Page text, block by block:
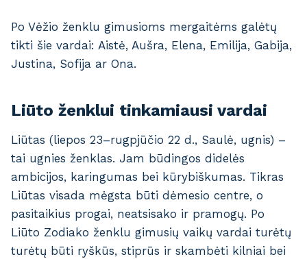
Po Vėžio ženklu gimusioms mergaitėms galėtų
tikti šie vardai: Aistė, Aušra, Elena, Emilija, Gabija,
Justina, Sofija ar Ona.
Liūto ženklui tinkamiausi vardai
Liūtas (liepos 23–rugpjūčio 22 d., Saulė, ugnis) –
tai ugnies ženklas. Jam būdingos didelės
ambicijos, karingumas bei kūrybiškumas. Tikras
Liūtas visada mėgsta būti dėmesio centre, o
pasitaikius progai, neatsisako ir pramogų. Po
Liūto Zodiako ženklu gimusių vaikų vardai turėtų
turėtų būti ryškūs, stiprūs ir skambėti kilniai bei